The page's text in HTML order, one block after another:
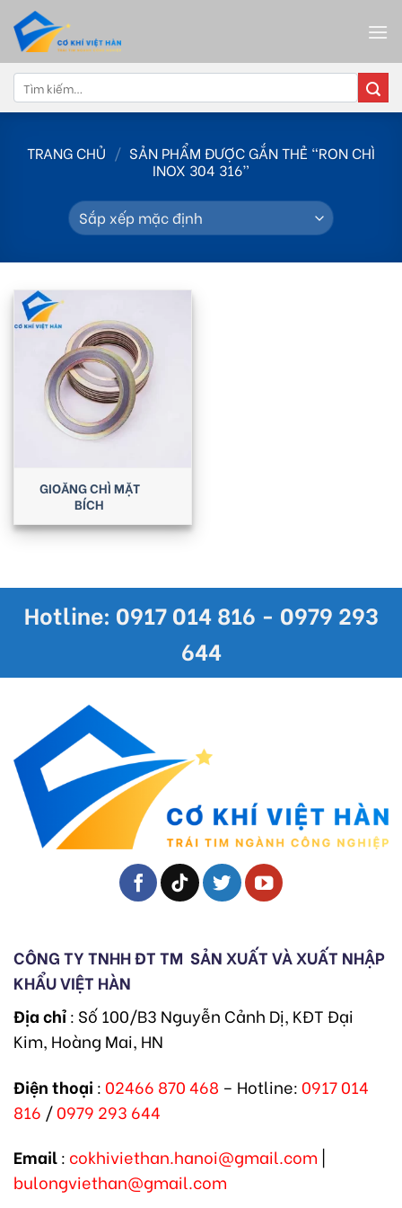
content
Tìm
kiếm:
TRANG CHỦ / SẢN PHẨM ĐƯỢC GẮN THẺ “RON CHÌ
INOX 304 316”
GIOĂNG CHÌ MẶT
BÍCH
Hotline: 0917 014 816 - 0979 293
644
CÔNG TY TNHH ĐT TM SẢN XUẤT VÀ XUẤT NHẬP
KHẨU VIỆT HÀN
Địa chỉ: Số 100/B3 Nguyễn Cảnh Dị, KĐT Đại
Kim, Hoàng Mai, HN
Điện thoại : 02466 870 468 – Hotline: 0917 014
816 /0979 293 644
Email: cokhiviethan.hanoi@gmail.com
bulongviethan@gmail.com